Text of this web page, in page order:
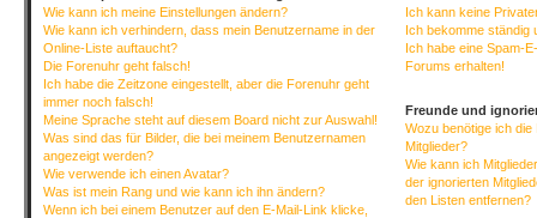
Wie kann ich meine Einstellungen ändern?
Wie kann ich verhindern, dass mein Benutzername in der
Online-Liste auftaucht?
Die Forenuhr geht falsch!
Ich habe die Zeitzone eingestellt, aber die Forenuhr geht
immer noch falsch!
Meine Sprache steht auf diesem Board nicht zur Auswahl!
Was sind das für Bilder, die bei meinem Benutzernamen
angezeigt werden?
Wie verwende ich einen Avatar?
Was ist mein Rang und wie kann ich ihn ändern?
Wenn ich bei einem Benutzer auf den E-Mail-Link klicke,
Ich kann keine
Ich bekomme ständig
Ich habe eine Spam-
Forums erhalten!
Freunde und
Wozu benötige ich
Mitglieder?
Wie kann ich
der ignorierten
den Listen entfernen?